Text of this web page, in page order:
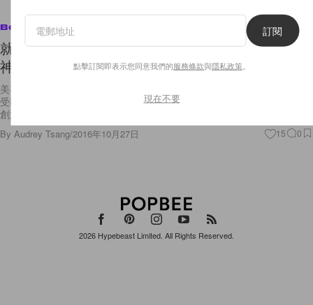
Beauty
就算連一眾美容編輯也極力推薦！Chanel 的唇膏太
神了！
美容編輯們也喜愛的美妝品，必定是好貨， Chanel 的唇膏在美容界內的
受歡迎程度，足以讓這產品成為大家的 top 10 推介之選。而品牌的全球
創意彩妝與色彩設計師 Lucia Pica 繼
By Audrey Tsang/2016年10月27日 15 0
2026 Hypebeast Limited. All Rights Reserved.
訂閱
點擊訂閱即表示您同意我們的服務條款與隱私政策
現在不要